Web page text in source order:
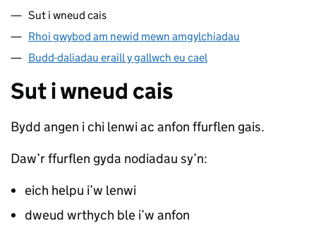
Sut i wneud cais
Rhoi gwybod am newid mewn amgylchiadau
Budd-daliadau eraill y gallwch eu cael
Sut i wneud cais
Bydd angen i chi lenwi ac anfon ffurflen gais.
Daw’r ffurflen gyda nodiadau sy’n:
eich helpu i’w lenwi
dweud wrthych ble i’w anfon